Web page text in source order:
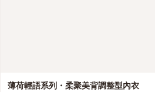
薄荷輕語系列・柔聚美背調整型內衣